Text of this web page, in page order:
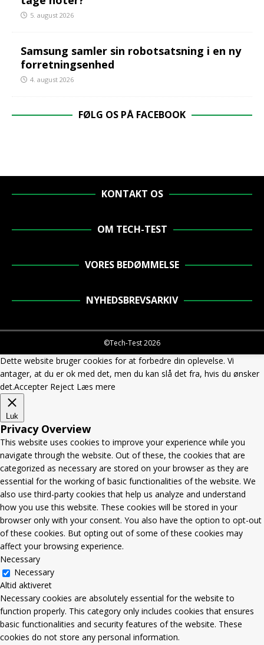
5. august 2026
Samsung samler sin robotsatsning i en ny
forretningsenhed
4. august 2026
FØLG OS PÅ FACEBOOK
KONTAKT OS
OM TECH-TEST
VORES BEDØMMELSE
NYHEDSBREVSARKIV
©Tech-Test 2026
Dette website bruger cookies for at forbedre din oplevelse. Vi
antager, at du er ok med det, men du kan slå det fra, hvis du ønsker
det.Accepter Reject Læs mere
Luk
Privacy Overview
This website uses cookies to improve your experience while you
navigate through the website. Out of these, the cookies that are
categorized as necessary are stored on your browser as they are
essential for the working of basic functionalities of the website. We
also use third-party cookies that help us analyze and understand
how you use this website. These cookies will be stored in your
browser only with your consent. You also have the option to opt-out
of these cookies. But opting out of some of these cookies may
affect your browsing experience.
Necessary
Necessary
Altid aktiveret
Necessary cookies are absolutely essential for the website to
function properly. This category only includes cookies that ensures
basic functionalities and security features of the website. These
cookies do not store any personal information.